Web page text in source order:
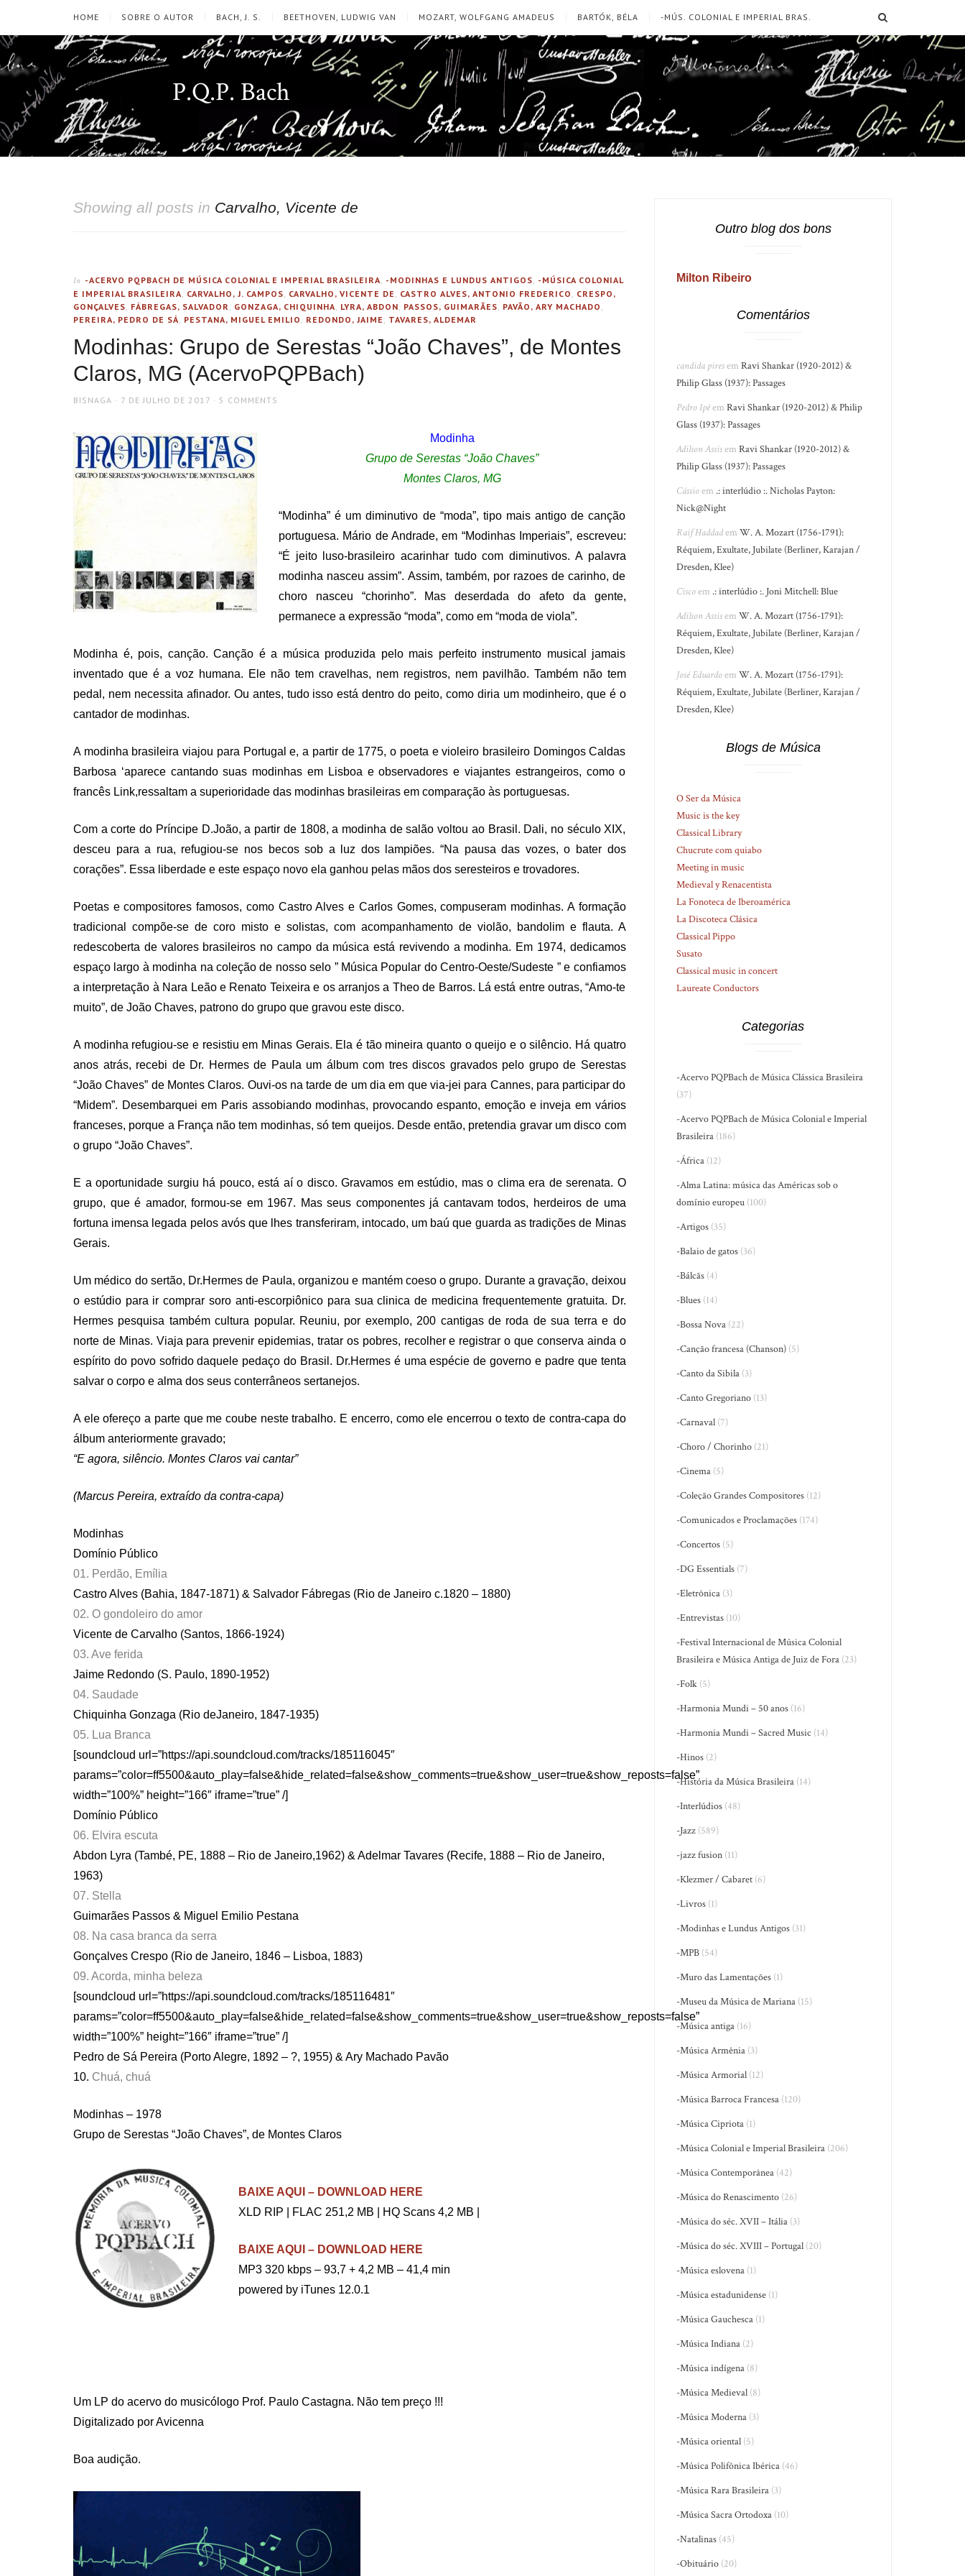
HOME SOBRE O AUTOR BACH, J. S. BEETHOVEN, LUDWIG VAN MOZART, WOLFGANG AMADEUS BARTÓK, BÉLA -MÚS. COLONIAL E IMPERIAL BRAS.
P.Q.P. Bach
Showing all posts in Carvalho, Vicente de
In -ACERVO PQPBACH DE MÚSICA COLONIAL E IMPERIAL BRASILEIRA -MODINHAS E LUNDUS ANTIGOS -MÚSICA COLONIAL
E IMPERIAL BRASILEIRA CARVALHO, J. CAMPOS CARVALHO, VICENTE DE CASTRO ALVES, ANTONIO FREDERICO
CRESPO,
GONÇALVES FÁBREGAS, SALVADOR GONZAGA, CHIQUINHA LYRA, ABDON PASSOS, GUIMARÃES PAVÃO, ARY MACHADO
PEREIRA, PEDRO DE SÁ PESTANA, MIGUEL EMILIO REDONDO, JAIME TAVARES, ALDEMAR
Modinhas: Grupo de Serestas “João Chaves”, de Montes
Claros, MG (AcervoPQPBach)
AUTHOR
BISNAGA
POSTED
7 DE JULHO DE 2017 5 COMMENTS
Modinha
Grupo de Serestas “João Chaves”
Montes Claros, MG
“Modinha” é um diminutivo de “moda”, tipo mais antigo de canção
portuguesa. Mário de Andrade, em “Modinhas Imperiais”, escreveu:
“É jeito luso-brasileiro acarinhar tudo com diminutivos. A palavra
modinha nasceu assim”. Assim, também, por razoes de carinho, de
choro nasceu “chorinho”. Mas deserdada do afeto da gente,
permanece a expressão “moda”, como em “moda de viola”.
Modinha é, pois, canção. Canção é a música produzida pelo mais perfeito instrumento musical jamais
inventado que é a voz humana. Ele não tem cravelhas, nem registros, nem pavilhão. Também não tem
pedal, nem necessita afinador. Ou antes, tudo isso está dentro do peito, como diria um modinheiro, que é o
cantador de modinhas.
A modinha brasileira viajou para Portugal e, a partir de 1775, o poeta e violeiro brasileiro Domingos Caldas
Barbosa ‘aparece cantando suas modinhas em Lisboa e observadores e viajantes estrangeiros, como o
francês Link,ressaltam a superioridade das modinhas brasileiras em comparação às portuguesas.
Com a corte do Príncipe D.João, a partir de 1808, a modinha de salão voltou ao Brasil. Dali, no século XIX,
desceu para a rua, refugiou-se nos becos sob a luz dos lampiões. “Na pausa das vozes, o bater dos
corações”. Essa liberdade e este espaço novo ela ganhou pelas mãos dos seresteiros e trovadores.
Poetas e compositores famosos, como Castro Alves e Carlos Gomes, compuseram modinhas. A formação
tradicional compõe-se de coro misto e solistas, com acompanhamento de violão, bandolim e flauta. A
redescoberta de valores brasileiros no campo da música está revivendo a modinha. Em 1974, dedicamos
espaço largo à modinha na coleção de nosso selo ” Música Popular do Centro-Oeste/Sudeste ” e confiamos
a interpretação à Nara Leão e Renato Teixeira e os arranjos a Theo de Barros. Lá está entre outras, “Amo-te
muito”, de João Chaves, patrono do grupo que gravou este disco.
A modinha refugiou-se e resistiu em Minas Gerais. Ela é tão mineira quanto o queijo e o silêncio. Há quatro
anos atrás, recebi de Dr. Hermes de Paula um álbum com tres discos gravados pelo grupo de Serestas
“João Chaves” de Montes Claros. Ouvi-os na tarde de um dia em que via-jei para Cannes, para participar do
“Midem”. Desembarquei em Paris assobiando modinhas, provocando espanto, emoção e inveja em vários
franceses, porque a França não tem modinhas, só tem queijos. Desde então, pretendia gravar um disco com
o grupo “João Chaves”.
E a oportunidade surgiu há pouco, está aí o disco. Gravamos em estúdio, mas o clima era de serenata. O
grupo, que é amador, formou-se em 1967. Mas seus componentes já cantavam todos, herdeiros de uma
fortuna imensa legada pelos avós que lhes transferiram, intocado, um baú que guarda as tradições de Minas
Gerais.
Um médico do sertão, Dr.Hermes de Paula, organizou e mantém coeso o grupo. Durante a gravação, deixou
o estúdio para ir comprar soro anti-escorpiônico para sua clinica de medicina frequentemente gratuita. Dr.
Hermes pesquisa também cultura popular. Reuniu, por exemplo, 200 cantigas de roda de sua terra e do
norte de Minas. Viaja para prevenir epidemias, tratar os pobres, recolher e registrar o que conserva ainda o
espírito do povo sofrido daquele pedaço do Brasil. Dr.Hermes é uma espécie de governo e padre que tenta
salvar o corpo e alma dos seus conterrâneos sertanejos.
A ele ofereço a parte que me coube neste trabalho. E encerro, como ele encerrou o texto de contra-capa do
álbum anteriormente gravado;
“E agora, silêncio. Montes Claros vai cantar”
(Marcus Pereira, extraído da contra-capa)
Modinhas
Domínio Público
01. Perdão, Emília
Castro Alves (Bahia, 1847-1871) & Salvador Fábregas (Rio de Janeiro c.1820 – 1880)
02. O gondoleiro do amor
Vicente de Carvalho (Santos, 1866-1924)
03. Ave ferida
Jaime Redondo (S. Paulo, 1890-1952)
04. Saudade
Chiquinha Gonzaga (Rio deJaneiro, 1847-1935)
05. Lua Branca
[soundcloud url=”https://api.soundcloud.com/tracks/185116045″
params=”color=ff5500&auto_play=false&hide_related=false&show_comments=true&show_user=true&show_reposts=false”
width=”100%” height=”166″ iframe=”true” /]
Domínio Público
06. Elvira escuta
Abdon Lyra (També, PE, 1888 – Rio de Janeiro,1962) & Adelmar Tavares (Recife, 1888 – Rio de Janeiro,
1963)
07. Stella
Guimarães Passos & Miguel Emilio Pestana
08. Na casa branca da serra
Gonçalves Crespo (Rio de Janeiro, 1846 – Lisboa, 1883)
09. Acorda, minha beleza
[soundcloud url=”https://api.soundcloud.com/tracks/185116481″
params=”color=ff5500&auto_play=false&hide_related=false&show_comments=true&show_user=true&show_reposts=false”
width=”100%” height=”166″ iframe=”true” /]
Pedro de Sá Pereira (Porto Alegre, 1892 – ?, 1955) & Ary Machado Pavão
10. Chuá, chuá
Modinhas – 1978
Grupo de Serestas “João Chaves”, de Montes Claros
BAIXE AQUI – DOWNLOAD HERE
XLD RIP | FLAC 251,2 MB | HQ Scans 4,2 MB |
BAIXE AQUI – DOWNLOAD HERE
MP3 320 kbps – 93,7 + 4,2 MB – 41,4 min
powered by iTunes 12.0.1
Um LP do acervo do musicólogo Prof. Paulo Castagna. Não tem preço !!!
Digitalizado por Avicenna
Boa audição.
Outro blog dos bons
Milton Ribeiro
Comentários
candida piresemRavi Shankar (1920-2012) &
Philip Glass (1937): Passages
Pedro IpêemRavi Shankar (1920-2012) & Philip
Glass (1937): Passages
Adilson AssisemRavi Shankar (1920-2012) &
Philip Glass (1937): Passages
Cássioem .: interlúdio :. Nicholas Payton:
Nick@Night
Raif HaddademW. A. Mozart (1756-1791):
Réquiem, Exultate, Jubilate (Berliner, Karajan /
Dresden, Klee)
Ciscoem .: interlúdio :. Joni Mitchell: Blue
Adilson AssisemW. A. Mozart (1756-1791):
Réquiem, Exultate, Jubilate (Berliner, Karajan /
Dresden, Klee)
José EduardoemW. A. Mozart (1756-1791):
Réquiem, Exultate, Jubilate (Berliner, Karajan /
Dresden, Klee)
Blogs de Música
O Ser da Música
Music is the key
Classical Library
Chucrute com quiabo
Meeting in music
Medieval y Renacentista
La Fonoteca de Iberoamérica
La Discoteca Clásica
Classical Pippo
Susato
Classical music in concert
Laureate Conductors
Categorias
-Acervo PQPBach de Música Clássica Brasileira
(37)
-Acervo PQPBach de Música Colonial e Imperial
Brasileira (186)
-África (12)
-Alma Latina: música das Américas sob o
domínio europeu (100)
-Artigos (35)
-Balaio de gatos (36)
-Bálcãs (4)
-Blues (14)
-Bossa Nova (22)
-Canção francesa (Chanson) (5)
-Canto da Sibila (3)
-Canto Gregoriano (13)
-Carnaval (7)
-Choro / Chorinho (21)
-Cinema (5)
-Coleção Grandes Compositores (12)
-Comunicados e Proclamações (174)
-Concertos (5)
-DG Essentials (7)
-Eletrônica (3)
-Entrevistas (10)
-Festival Internacional de Música Colonial
Brasileira e Música Antiga de Juiz de Fora (23)
-Folk (5)
-Harmonia Mundi – 50 anos (16)
-Harmonia Mundi – Sacred Music (14)
-Hinos (2)
-História da Música Brasileira (14)
-Interlúdios (48)
-Jazz (589)
-jazz fusion (11)
-Klezmer / Cabaret (6)
-Livros (1)
-Modinhas e Lundus Antigos (31)
-MPB (54)
-Muro das Lamentações (1)
-Museu da Música de Mariana (15)
-Música antiga (16)
-Música Armênia (3)
-Música Armorial (12)
-Música Barroca Francesa (120)
-Música Cipriota (1)
-Música Colonial e Imperial Brasileira (206)
-Música Contemporânea (42)
-Música do Renascimento (26)
-Música do séc. XVII – Itália (3)
-Música do séc. XVIII – Portugal (20)
-Música eslovena (1)
-Música estadunidense (1)
-Música Gauchesca (1)
-Música Indiana (2)
-Música indígena (8)
-Música Medieval (8)
-Música Moderna (3)
-Música oriental (5)
-Música Polifônica Ibérica (46)
-Música Rara Brasileira (3)
-Música Sacra Ortodoxa (10)
-Natalinas (45)
-Obituário (20)